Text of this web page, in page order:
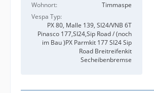
Wohnort
Timmaspe
Vespa Typ
PX 80, Malle 139, SI24/VNB 6T
Pinasco 177,SI24,Sip Road / (noch
im Bau )PX Parmkit 177 SI24 Sip
Road Breitreifenkit
Secheibenbremse